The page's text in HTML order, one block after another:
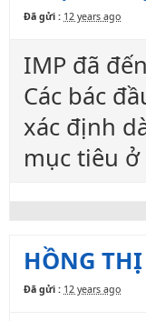
Đã gửi : 12 years ago
IMP đã
Các bác
xác định
mục tiêu ở
HỒNG
Đã gửi : 12 years ago